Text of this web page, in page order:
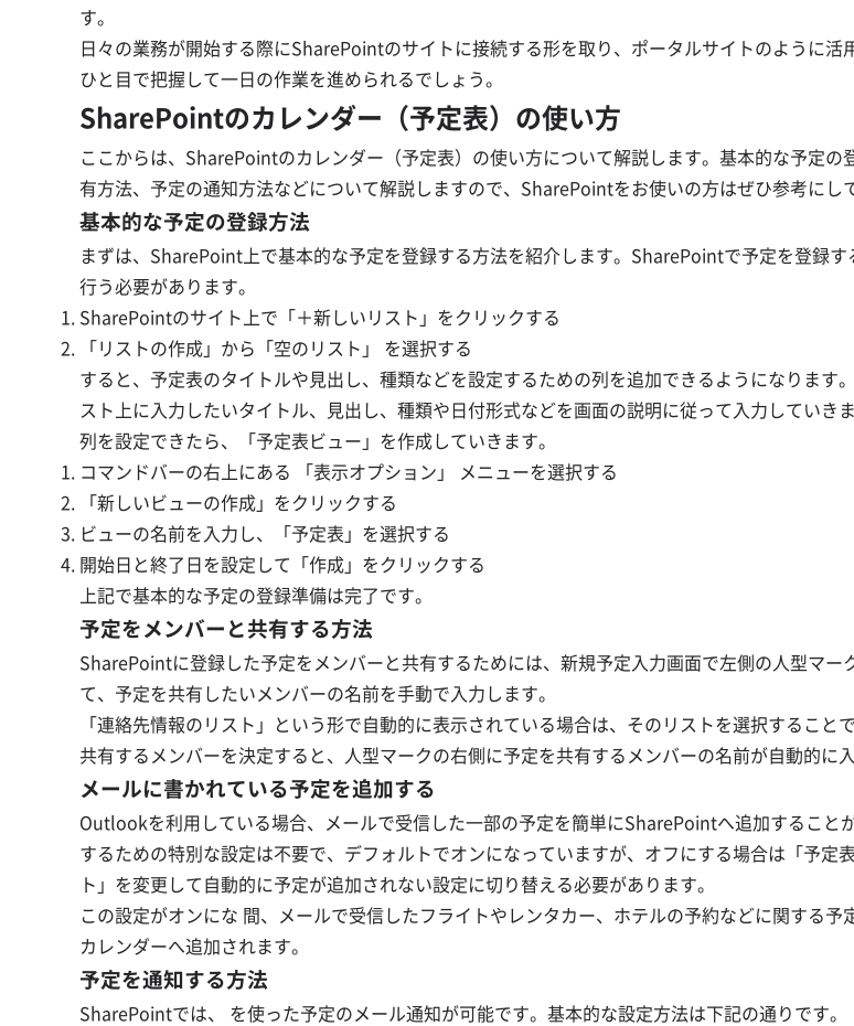
す。
日々の業務が開始する際にSharePointのサイトに接続する形を取り、ポータルサイトのように活
ひと目で把握して一日の作業を進められるでしょう。
SharePointのカレンダー（予定表）の使い方
ここからは、SharePointのカレンダー（予定表）の使い方について解説します。基本的な予定の
有方法、予定の通知方法などについて解説しますので、SharePointをお使いの方はぜひ参考にし
基本的な予定の登録方法
まずは、SharePoint上で基本的な予定を登録する方法を紹介します。SharePointで予定を登録す
行う必要があります。
SharePointのサイト上で「＋新しいリスト」をクリックする
「リストの作成」から「空のリスト」 を選択する
すると、予定表のタイトルや見出し、種類などを設定するための列を追加できるようになります
スト上に入力したいタイトル、見出し、種類や日付形式などを画面の説明に従って入力していきま
列を設定できたら、「予定表ビュー」を作成していきます。
コマンドバーの右上にある 「表示オプション」 メニューを選択する
「新しいビューの作成」をクリックする
ビューの名前を入力し、「予定表」を選択する
開始日と終了日を設定して「作成」をクリックする
上記で基本的な予定の登録準備は完了です。
予定をメンバーと共有する方法
SharePointに登録した予定をメンバーと共有するためには、新規予定入力画面で左側の人型マー
て、予定を共有したいメンバーの名前を手動で入力します。
「連絡先情報のリスト」という形で自動的に表示されている場合は、そのリストを選択すること
共有するメンバーを決定すると、人型マークの右側に予定を共有するメンバーの名前が自動的に入
メールに書かれている予定を追加する
Outlookを利用している場合、メールで受信した一部の予定を簡単にSharePointへ追加すること
するための特別な設定は不要で、デフォルトでオンになっていますが、オフにする場合は「予定
ト」を変更して自動的に予定が追加されない設定に切り替える必要があります。
この設定がオンにな 間、メールで受信したフライトやレンタカー、ホテルの予約などに関する
カレンダーへ追加されます。
予定を通知する方法
SharePointでは、 を使った予定のメール通知が可能です。基本的な設定方法は下記の通りです。